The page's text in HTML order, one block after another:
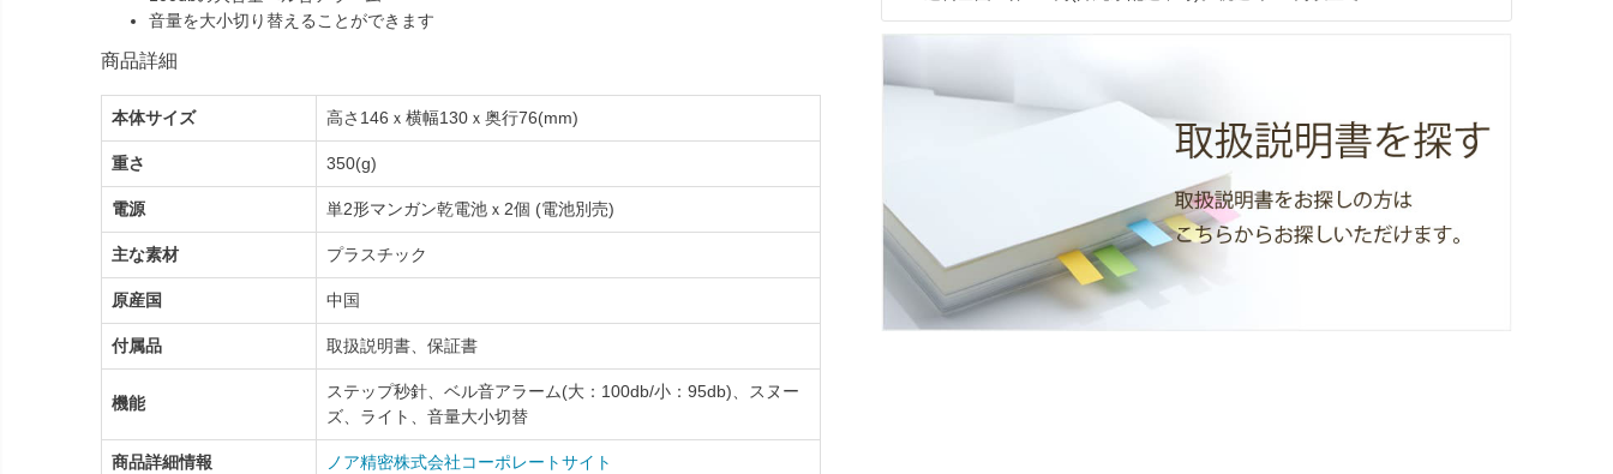
音量を大小切り替えることができます
商品詳細
本体サイズ 高さ146ｘ横幅130ｘ奥行76(mm)
重さ 350(g)
電源 単2形マンガン乾電池ｘ2個 (電池別売)
主な素材 プラスチック
原産国 中国
付属品 取扱説明書、保証書
機能
ステップ秒針、ベル音アラーム(大：100db/小：95db)、スヌー
ズ、ライト、音量大小切替
商品詳細情報 ノア精密株式会社コーポレートサイト